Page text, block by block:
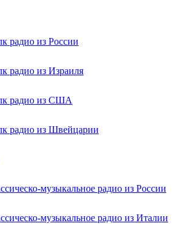
радио из России
радио из Израиля
радио из США
радио из Швейцарии
музыкальное радио из России
музыкальное радио из Италии